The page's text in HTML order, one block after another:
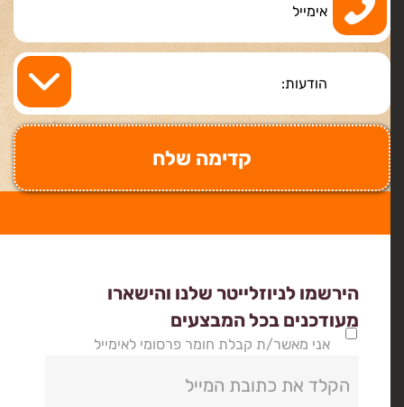
הירשמו לניוזלייטר שלנו והישארו
מעודכנים בכל המבצעים
אני מאשר/ת קבלת חומר פרסומי לאימייל